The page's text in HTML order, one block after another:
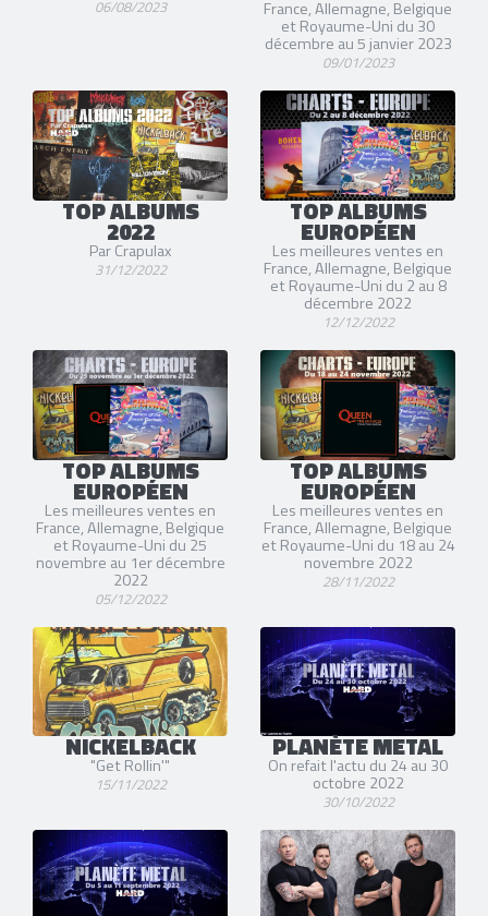
06/08/2023 France, Allemagne, Belgique
et Royaume-Uni du 30
décembre au 5 janvier 2023
09/01/2023
TOP ALBUMS
2022
Par Crapulax
31/12/2022
TOP ALBUMS
EUROPÉEN
Les meilleures ventes en
France, Allemagne, Belgique
et Royaume-Uni du 2 au 8
décembre 2022
12/12/2022
TOP ALBUMS
EUROPÉEN
Les meilleures ventes en
France, Allemagne, Belgique
et Royaume-Uni du 25
novembre au 1er décembre
2022
05/12/2022
TOP ALBUMS
EUROPÉEN
Les meilleures ventes en
France, Allemagne, Belgique
et Royaume-Uni du 18 au 24
novembre 2022
28/11/2022
NICKELBACK
"Get Rollin'"
15/11/2022
PLANÈTE METAL
On refait l'actu du 24 au 30
octobre 2022
30/10/2022